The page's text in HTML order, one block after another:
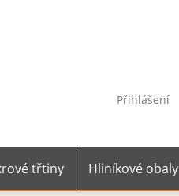
Přihlášení
třtiny Hliníkové obaly